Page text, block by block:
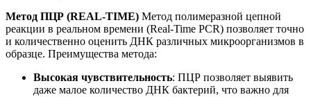
Метод ПЦР (REAL-TIME) Метод полимеразной цепной
реакции в реальном времени (Real-Time PCR) позволяет точно
и количественно оценить ДНК различных микроорганизмов в
образце. Преимущества метода:
Высокая чувствительность: ПЦР позволяет выявить
даже малое количество ДНК бактерий, что важно для